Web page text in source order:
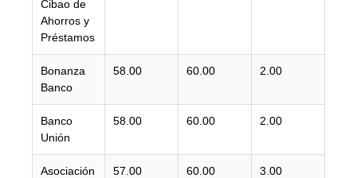
Cibao de
Ahorros y
Préstamos
Bonanza
Banco
58.00 60.00 2.00
Banco
Unión
58.00 60.00 2.00
Asociación
57.00 60.00 3.00